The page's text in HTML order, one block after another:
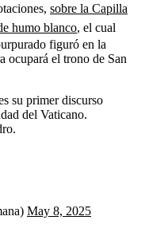
sobre la Capilla
humo blanco, el cual
figuró en la
ocupará el trono de San
su primer discurso
del Vaticano.
May 8, 2025